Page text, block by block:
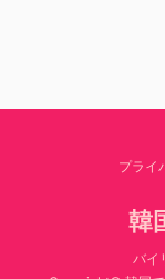
プライ
韓
バイ